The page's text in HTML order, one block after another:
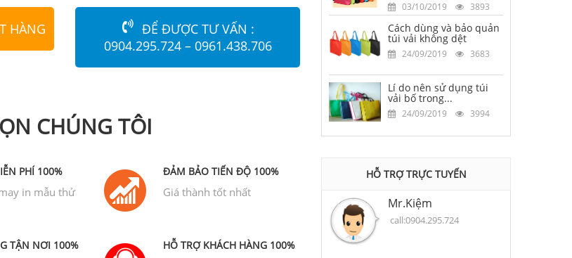
HÀNG
ĐỂ ĐƯỢC TƯ VẤN :
0904.295.724 – 0961.438.706
CHÚNG TÔI
PHÍ 100%
in mẫu thử
ĐẢM BẢO TIẾN ĐỘ 100%
Giá thành tốt nhất
TẬN NƠI 100% HỖ TRỢ KHÁCH HÀNG 100%
03/10/2019 3893
Cách dùng và bảo quản
túi vải không dệt
24/09/2019 3683
Lí do nên sử dụng túi
vải bố trong...
24/09/2019 3994
HỖ TRỢ TRỰC TUYẾN
Mr.Kiệm
call:0904.295.724